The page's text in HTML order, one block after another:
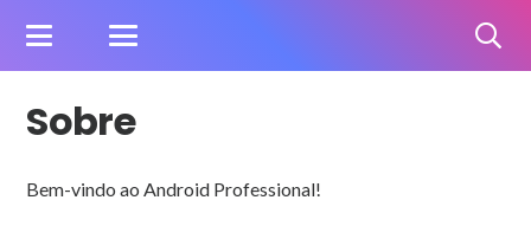
Sobre
Bem-vindo ao Android Professional!